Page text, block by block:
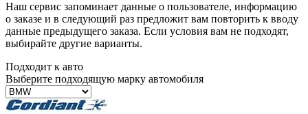
Наш сервис запоминает данные о пользователе, информацию
о заказе и в следующий раз предложит вам повторить к вводу
данные предыдущего заказа. Если условия вам не подходят,
выбирайте другие варианты.
Подходит к авто
Выберите подходящую марку автомобиля